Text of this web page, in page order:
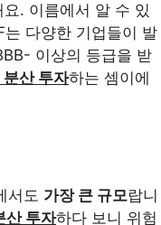
요. 이름에서 알 수 있
는 다양한 기업들이 발
이상의 등급을 받
산 투자하는 셈이에
서도 가장 큰 규모랍니
산 투자하다 보니 위험